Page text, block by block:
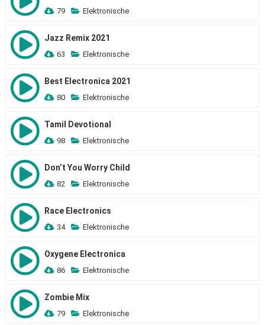
79 Elektronische
Jazz Remix 2021
63 Elektronische
Best Electronica 2021
80 Elektronische
Tamil Devotional
98 Elektronische
Don’t You Worry Child
82 Elektronische
Race Electronics
34 Elektronische
Oxygene Electronica
86 Elektronische
Zombie Mix
79 Elektronische